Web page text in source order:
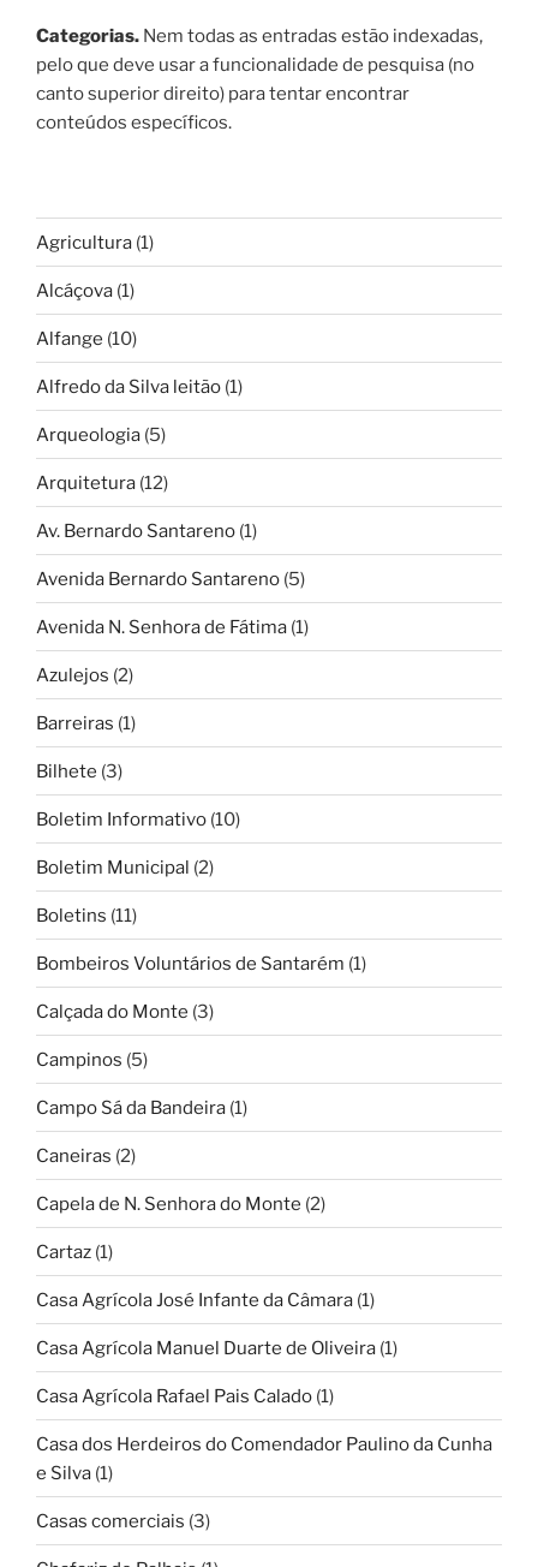
Categorias. Nem todas as entradas estão indexadas,
pelo que deve usar a funcionalidade de pesquisa (no
canto superior direito) para tentar encontrar
conteúdos específicos.
Agricultura (1)
Alcáçova (1)
Alfange (10)
Alfredo da Silva leitão (1)
Arqueologia (5)
Arquitetura (12)
Av. Bernardo Santareno (1)
Avenida Bernardo Santareno (5)
Avenida N. Senhora de Fátima (1)
Azulejos (2)
Barreiras (1)
Bilhete (3)
Boletim Informativo (10)
Boletim Municipal (2)
Boletins (11)
Bombeiros Voluntários de Santarém (1)
Calçada do Monte (3)
Campinos (5)
Campo Sá da Bandeira (1)
Caneiras (2)
Capela de N. Senhora do Monte (2)
Cartaz (1)
Casa Agrícola José Infante da Câmara (1)
Casa Agrícola Manuel Duarte de Oliveira (1)
Casa Agrícola Rafael Pais Calado (1)
Casa dos Herdeiros do Comendador Paulino da Cunha
e Silva (1)
Casas comerciais (3)